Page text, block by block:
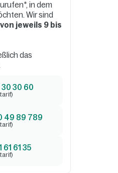
in dem
Wir sind
jeweils 9 bis
das
30 30 60
49 89 789
61 61 35